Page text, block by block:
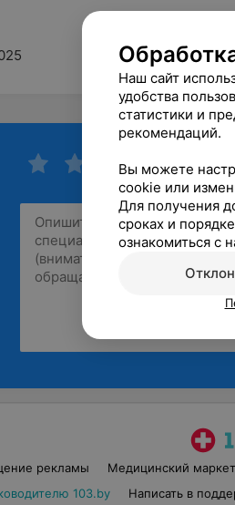
рекламы Медицинский
103.by
Написать в
Наш сайт
удобства
статистики и
рекомендаций.
Вы можете
cookie или
Для получения
сроках и
ознакомиться с